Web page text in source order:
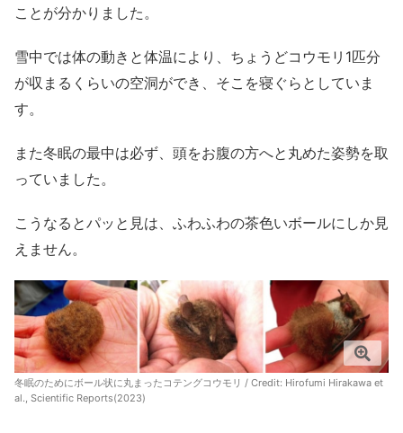
ことが分かりました。
雪中では体の動きと体温により、ちょうどコウモリ1匹分
が収まるくらいの空洞ができ、そこを寝ぐらとしていま
す。
また冬眠の最中は必ず、頭をお腹の方へと丸めた姿勢を取
っていました。
こうなるとパッと見は、ふわふわの茶色いボールにしか見
えません。
冬眠のためにボール状に丸まったコテングコウモリ / Credit: Hirofumi Hirakawa et
al., Scientific Reports(2023)